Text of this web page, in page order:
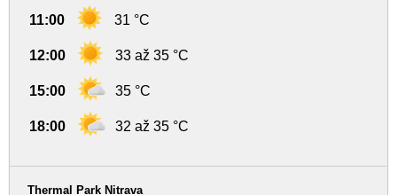
11:00 31 °C
12:00 33 až 35 °C
15:00 35 °C
18:00 32 až 35 °C
Thermal Park Nitrava